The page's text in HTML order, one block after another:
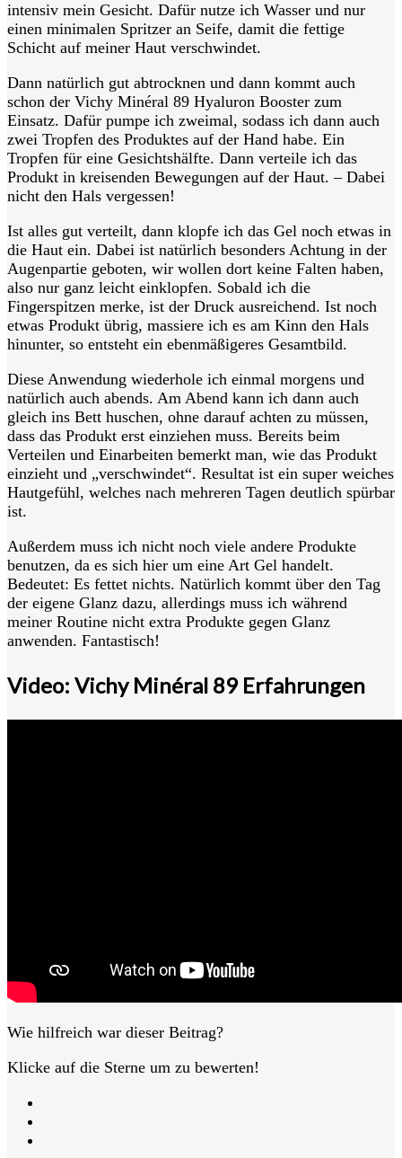
intensiv mein Gesicht. Dafür nutze ich Wasser und nur
einen minimalen Spritzer an Seife, damit die fettige
Schicht auf meiner Haut verschwindet.
Dann natürlich gut abtrocknen und dann kommt auch
schon der Vichy Minéral 89 Hyaluron Booster zum
Einsatz. Dafür pumpe ich zweimal, sodass ich dann auch
zwei Tropfen des Produktes auf der Hand habe. Ein
Tropfen für eine Gesichtshälfte. Dann verteile ich das
Produkt in kreisenden Bewegungen auf der Haut. – Dabei
nicht den Hals vergessen!
Ist alles gut verteilt, dann klopfe ich das Gel noch etwas in
die Haut ein. Dabei ist natürlich besonders Achtung in der
Augenpartie geboten, wir wollen dort keine Falten haben,
also nur ganz leicht einklopfen. Sobald ich die
Fingerspitzen merke, ist der Druck ausreichend. Ist noch
etwas Produkt übrig, massiere ich es am Kinn den Hals
hinunter, so entsteht ein ebenmäßigeres Gesamtbild.
Diese Anwendung wiederhole ich einmal morgens und
natürlich auch abends. Am Abend kann ich dann auch
gleich ins Bett huschen, ohne darauf achten zu müssen,
dass das Produkt erst einziehen muss. Bereits beim
Verteilen und Einarbeiten bemerkt man, wie das Produkt
einzieht und „verschwindet“. Resultat ist ein super weiches
Hautgefühl, welches nach mehreren Tagen deutlich spürbar
ist.
Außerdem muss ich nicht noch viele andere Produkte
benutzen, da es sich hier um eine Art Gel handelt.
Bedeutet: Es fettet nichts. Natürlich kommt über den Tag
der eigene Glanz dazu, allerdings muss ich während
meiner Routine nicht extra Produkte gegen Glanz
anwenden. Fantastisch!
Video: Vichy Minéral 89 Erfahrungen
Wie hilfreich war dieser Beitrag?
Klicke auf die Sterne um zu bewerten!